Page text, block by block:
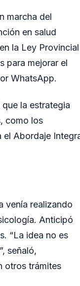
marcha del
en salud
la Ley Provincial
para mejorar el
WhatsApp.
la estrategia
como los
el Abordaje
venía realizando
Anticipó
“La idea no es
señaló,
otros trámites